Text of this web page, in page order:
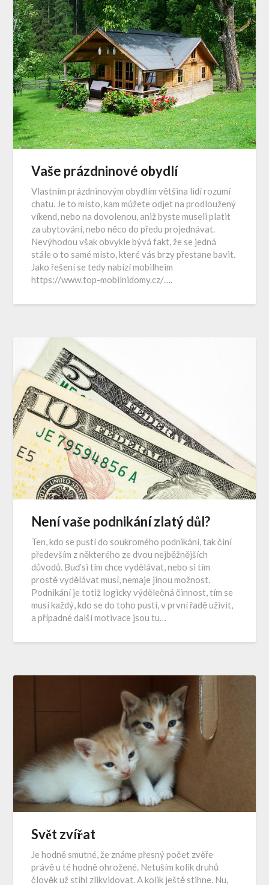
Vaše prázdninové obydlí
Vlastním prázdninovým obydlím většina lidí rozumí
chatu. Je to místo, kam můžete odjet na prodloužený
víkend, nebo na dovolenou, aniž byste museli platit
za ubytování, nebo něco do předu projednávat.
Nevýhodou však obvykle bývá fakt, že se jedná
stále o to samé místo, které vás brzy přestane bavit.
Jako řešení se tedy nabízí mobilheim
https://www.top-mobilnidomy.cz/….
Není vaše podnikání zlatý důl?
Ten, kdo se pustí do soukromého podnikání, tak činí
především z některého ze dvou nejběžnějších
důvodů. Buď si tím chce vydělávat, nebo si tím
prostě vydělávat musí, nemaje jinou možnost.
Podnikání je totiž logicky výdělečná činnost, tím se
musí každý, kdo se do toho pustí, v první řadě uživit,
a případné další motivace jsou tu…
Svět zvířat
Je hodně smutné, že známe přesný počet zvěře
právě u té hodně ohrožené. Netuším kolik druhů
člověk už stihl zlikvidovat. A kolik ještě stihne. Nu,